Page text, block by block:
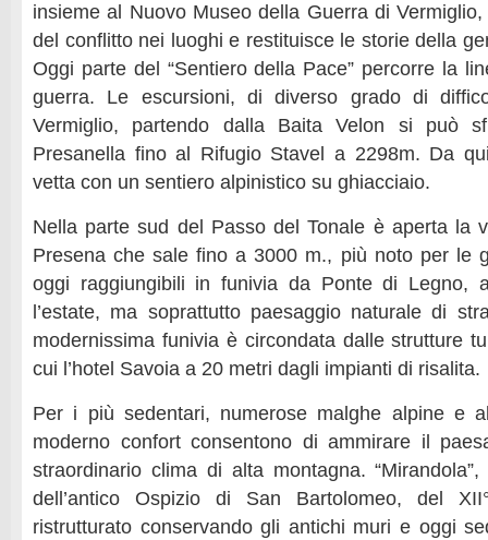
insieme al Nuovo Museo della Guerra di
del conflitto nei luoghi e restituisce le storie della
Oggi parte del “Sentiero della Pace” percorre la
guerra. Le escursioni, di diverso grado di
Vermiglio, partendo dalla Baita Velon si può
Presanella fino al Rifugio Stavel a 2298m. Da
vetta con un sentiero alpinistico su ghiacciaio.
Nella parte sud del Passo del Tonale è aperta la
Presena che sale fino a 3000 m., più noto per le
oggi raggiungibili in funivia da Ponte di Legno,
l’estate, ma soprattutto paesaggio naturale di
modernissima funivia è circondata dalle strutture
cui l’hotel Savoia a 20 metri dagli impianti di risalita.
Per i più sedentari, numerose malghe alpine e
moderno confort consentono di ammirare il
straordinario clima di alta montagna.
dell’antico Ospizio di San Bartolomeo, del
ristrutturato conservando gli antichi muri e oggi